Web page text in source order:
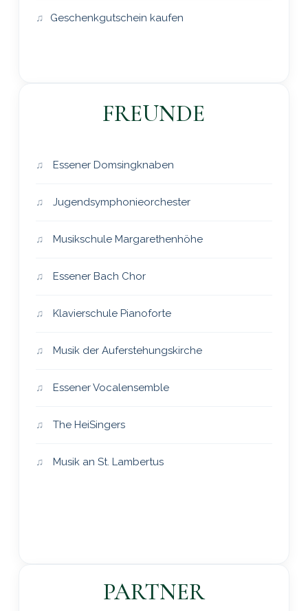
Geschenkgutschein kaufen
FREUNDE
Essener Domsingknaben
Jugendsymphonieorchester
Musikschule Margarethenhöhe
Essener Bach Chor
Klavierschule Pianoforte
Musik der Auferstehungskirche
Essener Vocalensemble
The HeiSingers
Musik an St. Lambertus
PARTNER